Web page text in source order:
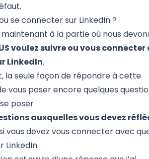
se connecter sur LinkedIn ?
maintenant à la partie où nous
voulez suivre ou vous connecter
LinkedIn.
la seule façon de répondre à cette
vous poser encore quelques
poser
auxquelles vous devez
vous devez vous connecter avec
LinkedIn.